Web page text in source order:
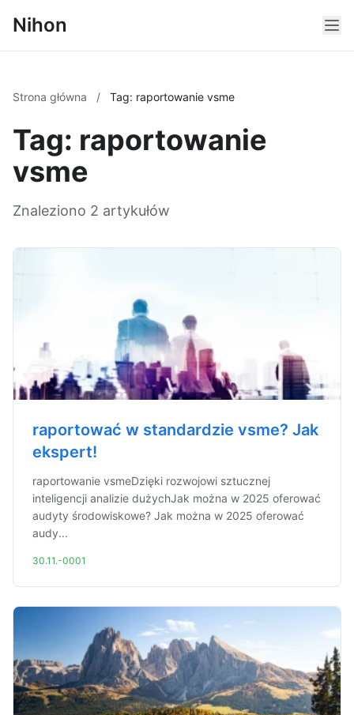
Nihon
Strona główna / Tag: raportowanie vsme
Tag: raportowanie
vsme
Znaleziono 2 artykułów
raportować w standardzie vsme? Jak
ekspert!
raportowanie vsmeDzięki rozwojowi sztucznej
inteligencji analizie dużychJak można w 2025 oferować
audyty środowiskowe? Jak można w 2025 oferować
audy...
30.11.-0001